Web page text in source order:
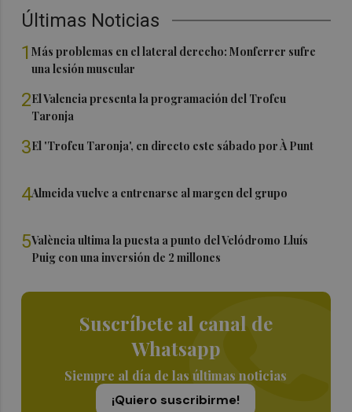
Últimas Noticias
1Más problemas en el lateral derecho: Monferrer sufre
una lesión muscular
2El Valencia presenta la programación del Trofeu
Taronja
3El 'Trofeu Taronja', en directo este sábado por À Punt
4Almeida vuelve a entrenarse al margen del grupo
5València ultima la puesta a punto del Velódromo Lluís
Puig con una inversión de 2 millones
Suscríbete al canal de
Whatsapp
Siempre al día de las últimas noticias
¡Quiero suscribirme!